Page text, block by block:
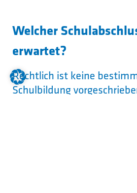
Welcher
erwartet?
Rechtlich ist keine
Schulbildung